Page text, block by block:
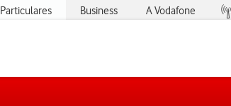
Particulares Business A Vodafone